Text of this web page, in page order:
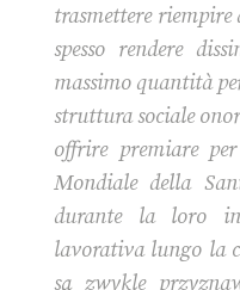
trasmettere riempire
spesso rendere
massimo quantità
struttura sociale
offrire premiare
Mondiale della
durante la loro
lavorativa lungo la
są zwykle